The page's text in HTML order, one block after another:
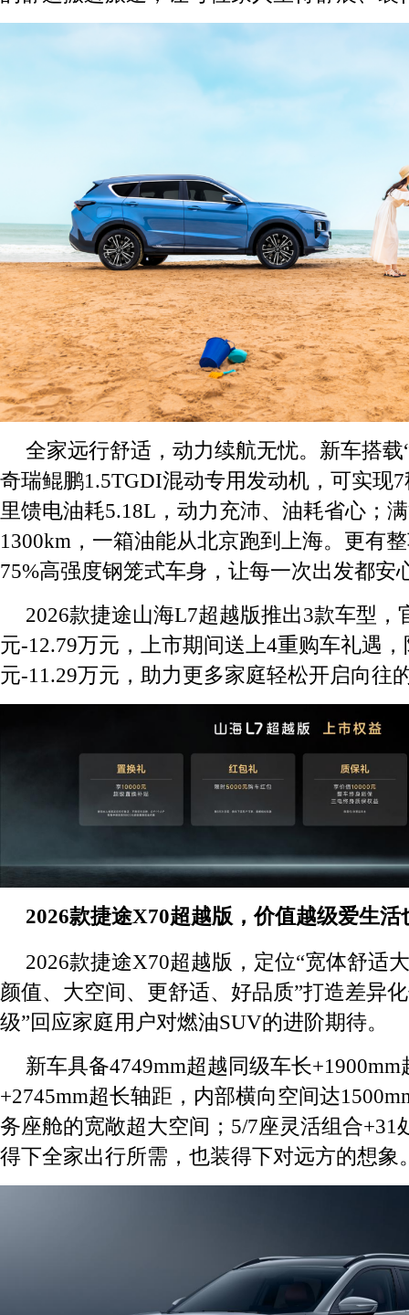
全家远行舒适，动力续航无忧。新车搭载
奇瑞鲲鹏1.5TGDI混动专用发动机，可实现
里馈电油耗5.18L，动力充沛、油耗省心；
1300km，一箱油能从北京跑到上海。更有
75%高强度钢笼式车身，让每一次出发都安
2026款捷途山海L7超越版推出3款车型，
元-12.79万元，上市期间送上4重购车礼遇
元-11.29万元，助力更多家庭轻松开启向往
2026款捷途X70超越版，价值越级爱生活
2026款捷途X70超越版，定位“宽体舒适
颜值、大空间、更舒适、好品质”打造差异
级”回应家庭用户对燃油SUV的进阶期待。
新车具备4749mm超越同级车长
+2745mm超长轴距，内部横向空间达
务座舱的宽敞超大空间；5/7座灵活组合+31
得下全家出行所需，也装得下对远方的想象